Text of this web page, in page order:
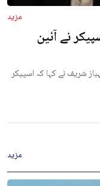
مزید
نے آئین
شریف نے کہا کہ اسپیکر
مزید